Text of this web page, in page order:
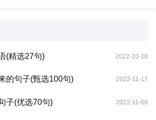
(精选27句) 2022-10-18
的句子(甄选100句) 2022-11-17
子(优选70句) 2022-11-08